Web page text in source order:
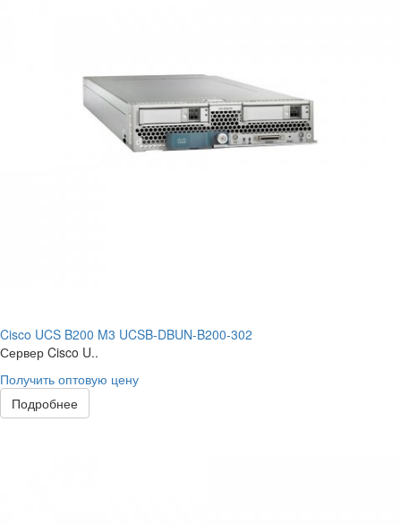
Cisco UCS B200 M3 UCSB-DBUN-B200-302
Сервер Cisco U..
Получить оптовую цену
Подробнее